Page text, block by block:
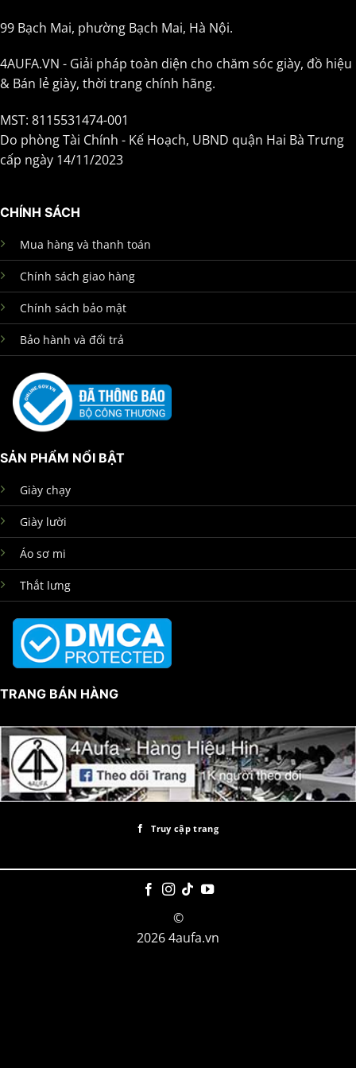
99 Bạch Mai, phường Bạch Mai, Hà Nội.
4AUFA.VN - Giải pháp toàn diện cho chăm sóc giày, đồ hiệu
& Bán lẻ giày, thời trang chính hãng.
MST: 8115531474-001
Do phòng Tài Chính - Kế Hoạch, UBND quận Hai Bà Trưng
cấp ngày 14/11/2023
CHÍNH SÁCH
Mua hàng và thanh toán
Chính sách giao hàng
Chính sách bảo mật
Bảo hành và đổi trả
SẢN PHẨM NỔI BẬT
Giày chạy
Giày lười
Áo sơ mi
Thắt lưng
TRANG BÁN HÀNG
Truy cập trang
©
2026 4aufa.vn